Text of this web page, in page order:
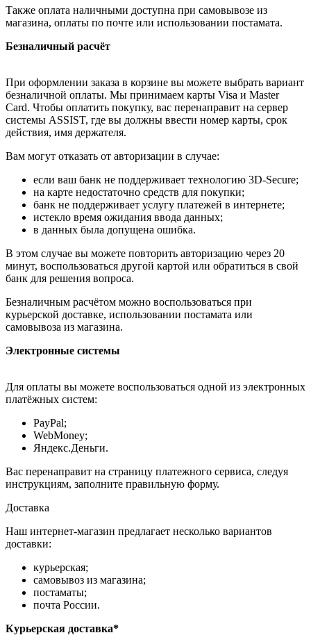
Также оплата наличными доступна при самовывозе из
магазина, оплаты по почте или использовании постамата.
Безналичный расчёт
При оформлении заказа в корзине вы можете выбрать вариант
безналичной оплаты. Мы принимаем карты Visa и Master
Card. Чтобы оплатить покупку, вас перенаправит на сервер
системы ASSIST, где вы должны ввести номер карты, срок
действия, имя держателя.
Вам могут отказать от авторизации в случае:
если ваш банк не поддерживает технологию 3D-Secure;
на карте недостаточно средств для покупки;
банк не поддерживает услугу платежей в интернете;
истекло время ожидания ввода данных;
в данных была допущена ошибка.
В этом случае вы можете повторить авторизацию через 20
минут, воспользоваться другой картой или обратиться в свой
банк для решения вопроса.
Безналичным расчётом можно воспользоваться при
курьерской доставке, использовании постамата или
самовывоза из магазина.
Электронные системы
Для оплаты вы можете воспользоваться одной из электронных
платёжных систем:
PayPal;
WebMoney;
Яндекс.Деньги.
Вас перенаправит на страницу платежного сервиса, следуя
инструкциям, заполните правильную форму.
Доставка
Наш интернет-магазин предлагает несколько вариантов
доставки:
курьерская;
самовывоз из магазина;
постаматы;
почта России.
Курьерская доставка*